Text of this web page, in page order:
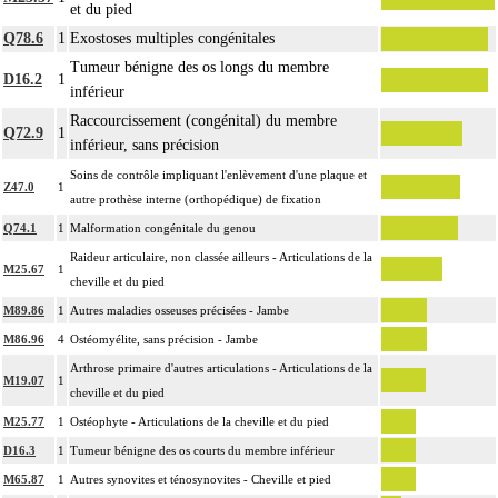
Notes
14
fixation osseuse par voie transcutanée ou avec abord à distance, sans
exposition du foyer de fracture.
Par ostéotomie complexe, on entend : ostéotomie multidirectionnelle.
14
Par ostéotomie simple, on entend : ostéotomie unidirectionnelle ou rotatoire
isolée, pour réaxation ou raccourcissement.
La suture de muscle ou de tendon inclut l'immobilisation par appareillage
externe ou par arthrorise.
L'arthrodèse inclut l'ostéosynthèse, le prélèvement in situ d'autogreffe osseuse,
et/ou la contention par appareillage externe.
14
La libération mobilisatrice d'une articulation [arthrolyse] inclut la
capsulotomie articulaire, la libération de tendon périarticulaire et la résection
d'ostéophyte et de butoir osseux.
L'arthroplastie inclut la réparation de l'appareil capsuloligamentaire par suture
ou plastie, la stabilisation de l'articulation [arthrorise] par matériel et/ou
contention par appareillage rigide externe.
L'évacuation de collection articulaire inclut le lavage de l'articulation, avec ou
et du pied
Q78.6
1 Exostoses multiples congénitales
D16.2 1
Tumeur bénigne des os longs du membre
inférieur
Q72.9 1
Raccourcissement (congénital) du membre
inférieur, sans précision
Z47.0 1
Soins de contrôle impliquant l'enlèvement d'une plaque et
autre prothèse interne (orthopédique) de fixation
Q74.1 1 Malformation congénitale du genou
M25.67 1
Raideur articulaire, non classée ailleurs - Articulations de la
cheville et du pied
M89.86 1 Autres maladies osseuses précisées - Jambe
M86.96 4 Ostéomyélite, sans précision - Jambe
M19.07 1
Arthrose primaire d'autres articulations - Articulations de la
cheville et du pied
M25.77 1 Ostéophyte - Articulations de la cheville et du pied
D16.3 1 Tumeur bénigne des os courts du membre inférieur
M65.87 1 Autres synovites et ténosynovites - Cheville et pied